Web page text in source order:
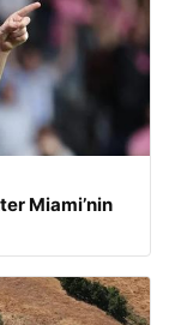
Miami’nin